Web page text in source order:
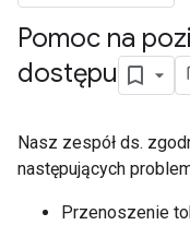
Pomoc na
dostępu
Nasz zespół ds.
następujących
Przenoszenie